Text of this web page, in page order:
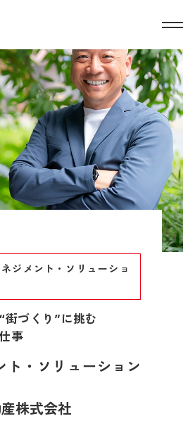
ジメント・ソリューショ
づくり”に挑む
事
ト・ソリューション
株式会社